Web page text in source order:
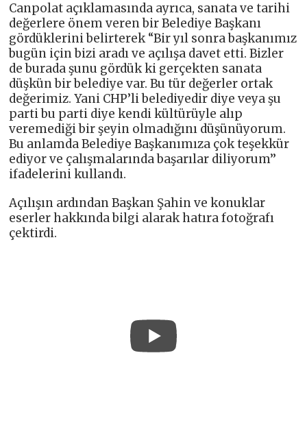
Canpolat açıklamasında ayrıca, sanata ve tarihi
değerlere önem veren bir Belediye Başkanı
gördüklerini belirterek “Bir yıl sonra başkanımız
bugün için bizi aradı ve açılışa davet etti. Bizler
de burada şunu gördük ki gerçekten sanata
düşkün bir belediye var. Bu tür değerler ortak
değerimiz. Yani CHP’li belediyedir diye veya şu
parti bu parti diye kendi kültürüyle alıp
veremediği bir şeyin olmadığını düşünüyorum.
Bu anlamda Belediye Başkanımıza çok teşekkür
ediyor ve çalışmalarında başarılar diliyorum’’
ifadelerini kullandı.
Açılışın ardından Başkan Şahin ve konuklar
eserler hakkında bilgi alarak hatıra fotoğrafı
çektirdi.